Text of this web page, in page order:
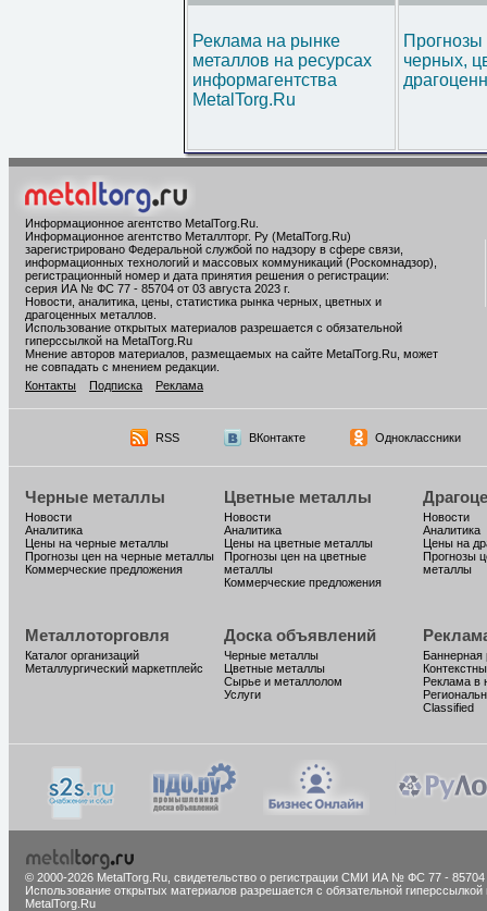
Реклама на рынке
металлов на ресурсах
информагентства
MetalTorg.Ru
черных,
Информационное агентство MetalTorg.Ru
Информационное агентство Металлторг. Ру (MetalTorg.Ru)
зарегистрировано Федеральной службой по надзору в сфере связи,
информационных технологий и массовых коммуникаций (Роскомнадзор),
регистрационный номер и дата принятия решения о регистрации:
серия ИА № ФС 77 - 85704 от 03 августа 2023 г.
Новости, аналитика, цены, статистика рынка черных, цветных и
драгоценных металлов.
Использование открытых материалов разрешается с обязательной
гиперссылкой на MetalTorg.Ru
Мнение авторов материалов, размещаемых на сайте MetalTorg.Ru, может
не совпадать с мнением редакции.
Контакты
Подписка Реклама
RSS ВКонтакте Одноклассники
Черные металлы
Новости
Аналитика
Цены на черные металлы
Прогнозы цен на черные металлы
Коммерческие предложения
Цветные металлы
Новости
Аналитика
Цены на цветные металлы
Прогнозы цен на цветные
металлы
Коммерческие предложения
Новости
Аналитика
Цены на
Прогнозы
металлы
Металлоторговля
Каталог организаций
Металлургический маркетплейс
Доска объявлений
Черные металлы
Цветные металлы
Сырье и металлолом
Услуги
Баннерная
Реклама в
Classified
© 2000-2026 MetalTorg.Ru, cвидетельство о регистрации СМИ ИА № ФС 77 - 85704
Использование открытых материалов разрешается с обязательной гиперссылкой
MetalTorg.Ru